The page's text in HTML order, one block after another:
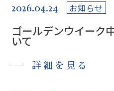
2026.04.24 お知らせ
ゴールデンウイーク
いて
詳細を見る